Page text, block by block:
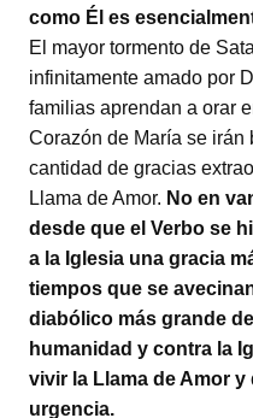
como Él es
El mayor tormento de
infinitamente amado por
familias aprendan a orar
Corazón de María se
cantidad de gracias
Llama de Amor. No en
desde que el Verbo se
a la Iglesia una gracia
tiempos que se
diabólico más grande
humanidad y contra la
vivir la Llama de Amor
urgencia.